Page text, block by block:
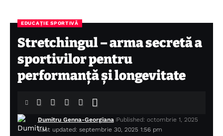
EDUCAȚIE SPORTIVĂ
Stretchingul – arma secretă a
sportivilor pentru
performanță și longevitate
Last updated: septembrie 30, 2025 1:56 pm
Dumitru Genna-Georgiana Published: octombrie 1, 2025